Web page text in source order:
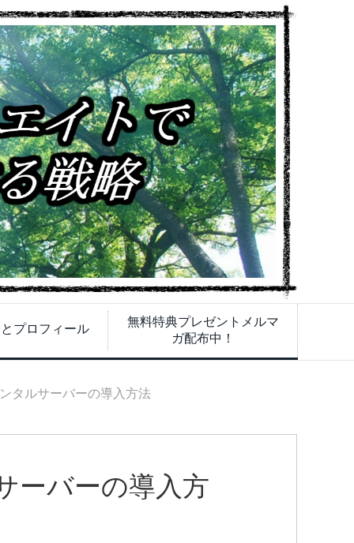
プロフィール
無料特典プレゼントメルマ
ガ配布中！
タルサーバーの導入方法
ーバーの導入方